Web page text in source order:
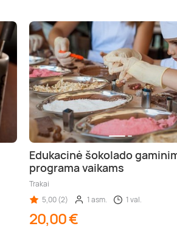
Edukacinė šokolado
programa vaikams
Trakai
5,00 (2)
1 asm. 1 val.
20,00 €